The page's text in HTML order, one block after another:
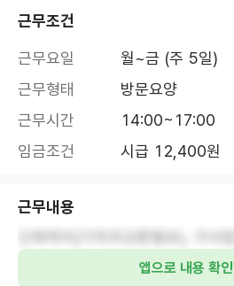
근무조건
근무요일
월~금 (주 5일)
근무형태
방문요양
근무시간
14:00~17:00
임금조건
시급 12,400원
근무내용
앱으로 내용 확인